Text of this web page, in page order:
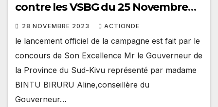
contre les VSBG du 25 Novembre
au 10 Décembre 2023
28 NOVEMBRE 2023 ACTIONDE
le lancement officiel de la campagne est fait par le
concours de Son Excellence Mr le Gouverneur de
la Province du Sud-Kivu représenté par madame
BINTU BIRURU Aline,conseillère du
Gouverneur…